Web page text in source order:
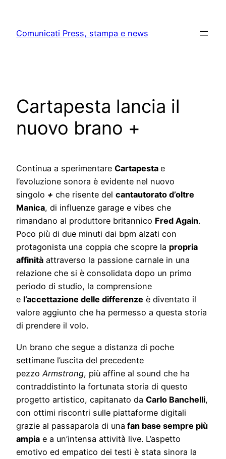
content
Comunicati Press, stampa e news
Cartapesta lancia il
nuovo brano +
Continua a sperimentare Cartapesta e
l’evoluzione sonora è evidente nel nuovo
singolo + che risente del cantautorato d’oltre
Manica, di influenze garage e vibes che
rimandano al produttore britannico Fred Again.
Poco più di due minuti dai bpm alzati con
protagonista una coppia che scopre la propria
affinità attraverso la passione carnale in una
relazione che si è consolidata dopo un primo
periodo di studio, la comprensione
e l’accettazione delle differenze è diventato il
valore aggiunto che ha permesso a questa storia
di prendere il volo.
Un brano che segue a distanza di poche
settimane l’uscita del precedente
pezzo Armstrong, più affine al sound che ha
contraddistinto la fortunata storia di questo
progetto artistico, capitanato da Carlo Banchelli,
con ottimi riscontri sulle piattaforme digitali
grazie al passaparola di una fan base sempre più
ampia e a un’intensa attività live. L’aspetto
emotivo ed empatico dei testi è stata sinora la